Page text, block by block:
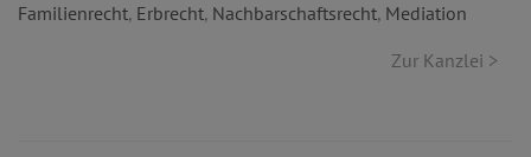
Familienrecht, Erbrecht, Nachbarschaftsrecht, Mediation
Zur Kanzlei >